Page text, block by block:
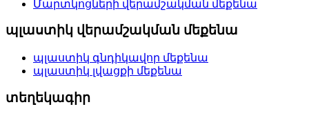
Մարտկոցների վերամշակման մեքենա
պլաստիկ վերամշակման մեքենա
պլաստիկ գնդիկավոր մեքենա
պլաստիկ լվացքի մեքենա
տեղեկագիր